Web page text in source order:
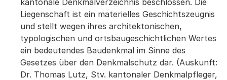
kantonale Denkmalverzeichnis beschlossen. Die
Liegenschaft ist ein materielles Geschichtszeugnis
und stellt wegen ihres architektonischen,
typologischen und ortsbaugeschichtlichen Wertes
ein bedeutendes Baudenkmal im Sinne des
Gesetzes über den Denkmalschutz dar. (Auskunft:
Dr. Thomas Lutz, Stv. kantonaler Denkmalpfleger,